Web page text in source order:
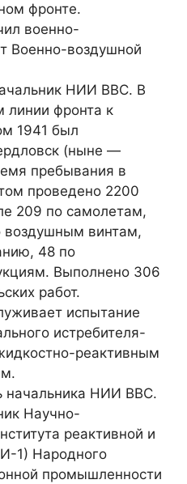
фронте.
военно-
Военно-воздушной
НИИ ВВС. В
линии фронта к
1941 был
(ныне —
пребывания в
проведено 2200
209 по самолетам,
воздушным винтам,
48 по
Выполнено 306
работ.
испытание
истребителя-
реактивным
начальника НИИ ВВС.
Научно-
реактивной и
1) Народного
промышленности